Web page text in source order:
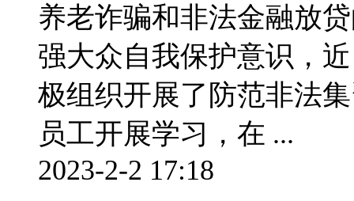
养老诈骗和非法金融放
强大众自我保护意识，
极组织开展了防范非
员工开展学习，在 ...
2023-2-2 17:18